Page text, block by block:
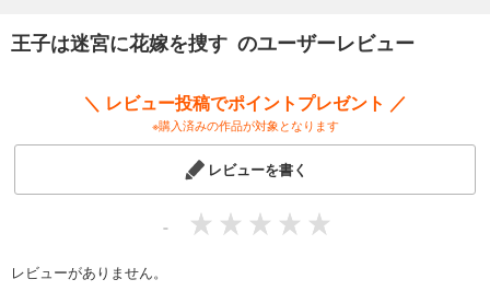
王子は迷宮に花嫁を捜す のユーザーレビュー
＼ レビュー投稿でポイントプレゼント ／
※購入済みの作品が対象となります
レビューを書く
-
レビューがありません。